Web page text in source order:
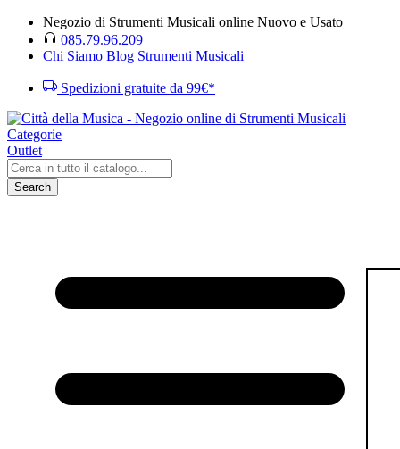
Negozio di Strumenti Musicali online Nuovo e Usato
085.79.96.209
Chi Siamo Blog Strumenti Musicali
Spedizioni gratuite da 99€*
Categorie
Outlet
Search